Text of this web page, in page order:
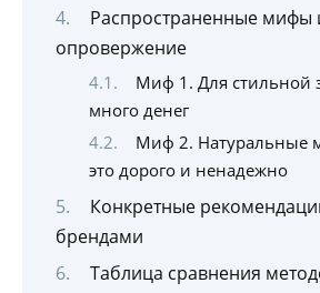
Распространенные мифы
опровержение
Миф 1. Для стильной
много денег
Миф 2. Натуральные
это дорого и ненадежно
Конкретные
брендами
Таблица сравнения